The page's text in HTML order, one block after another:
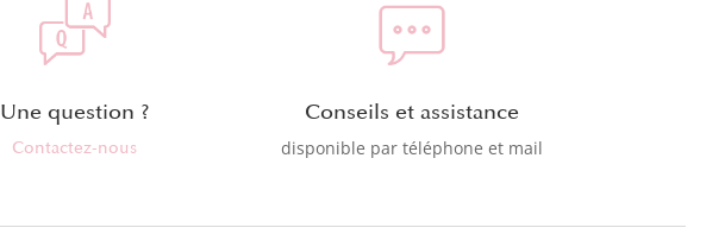
Une question ?
Contactez-nous
Conseils et assistance
disponible par téléphone et mail